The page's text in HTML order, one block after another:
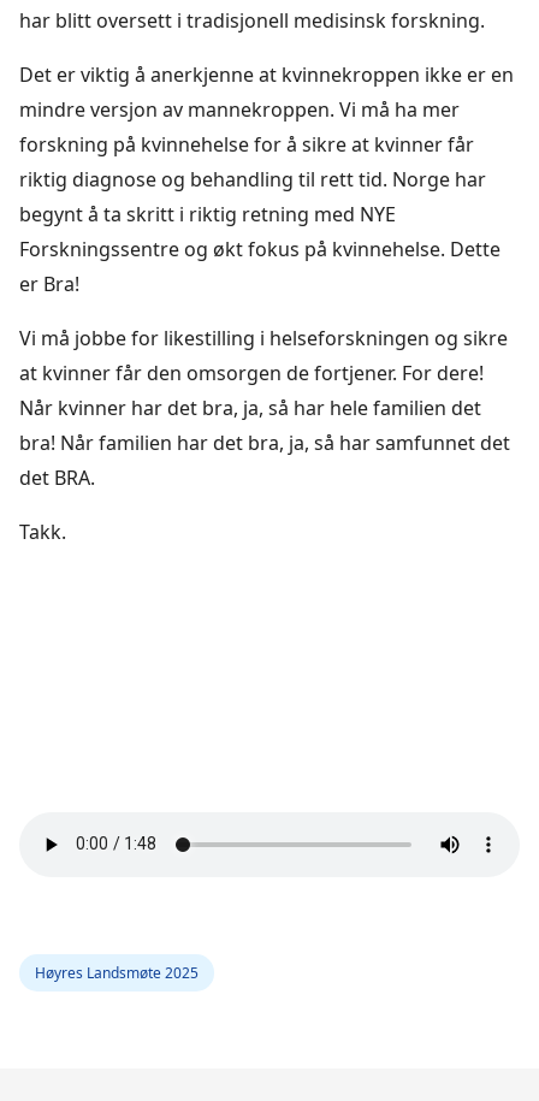
har blitt oversett i tradisjonell medisinsk forskning.
Det er viktig å anerkjenne at kvinnekroppen ikke er en
mindre versjon av mannekroppen. Vi må ha mer
forskning på kvinnehelse for å sikre at kvinner får
riktig diagnose og behandling til rett tid. Norge har
begynt å ta skritt i riktig retning med NYE
Forskningssentre og økt fokus på kvinnehelse. Dette
er Bra!
Vi må jobbe for likestilling i helseforskningen og sikre
at kvinner får den omsorgen de fortjener. For dere!
Når kvinner har det bra, ja, så har hele familien det
bra! Når familien har det bra, ja, så har samfunnet det
det BRA.
Takk.
Høyres Landsmøte 2025